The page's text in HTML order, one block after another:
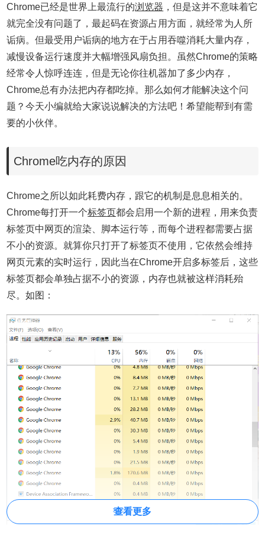
Chrome已经是世界上最流行的浏览器 ，但是这并不意味着它
就完全没有问题了，最起码在资源占用方面，就经常为人所
诟病。但最受用户诟病的地方在于占用吞噬消耗大量内存，
减慢设备运行速度并大幅增强风扇负担。虽然Chrome的策略
经常令人惊呼连连，但是无论你往机器加了多少内存，
Chrome总有办法把内存都吃掉。那么如何才能解决这个问
题？今天小编就给大家说说解决的方法吧！希望能帮到有需
要的小伙伴。
Chrome吃内存的原因
Chrome之所以如此耗费内存，跟它的机制是息息相关的。
Chrome每打开一个标签页都会启用一个新的进程，用来负责
标签页中网页的渲染、脚本运行等，而每个进程都需要占据
不小的资源。就算你只打开了标签页不使用，它依然会维持
网页元素的实时运行，因此当在Chrome开启多标签后，这些
标签页都会单独占据不小的资源，内存也就被这样消耗殆
尽。如图：
查看更多